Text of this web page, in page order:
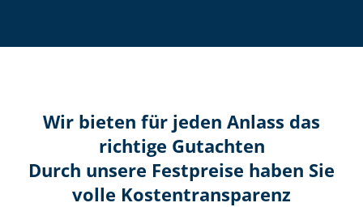
Wir bieten für jeden Anlass das
richtige Gutachten
Durch unsere Festpreise haben Sie
volle Kosten­transparenz